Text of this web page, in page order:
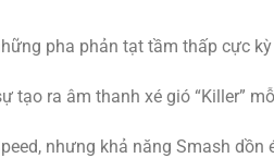
pha phản tạt tầm thấp cực
tạo ra âm thanh xé gió “Killer”
nhưng khả năng Smash